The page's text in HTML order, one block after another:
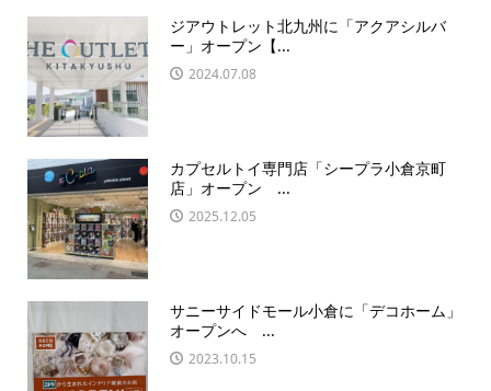
ジアウトレット北九州に「アクアシルバ
ー」オープン【...
2024.07.08
カプセルトイ専門店「シープラ小倉京町
店」オープン ...
2025.12.05
サニーサイドモール小倉に「デコホーム」
オープンへ ...
2023.10.15